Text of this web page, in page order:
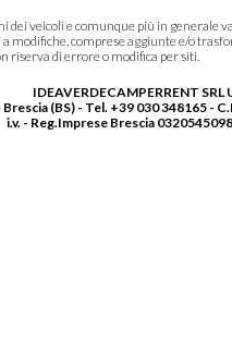
dei veicoli e comunque più in generale
modifiche, comprese aggiunte e/o
riserva di errore o modifica per siti.
IDEAVERDECAMPERRENT SRL
(BS) - Tel. +39 030 348165 -
i.v. - Reg.Imprese Brescia